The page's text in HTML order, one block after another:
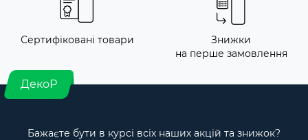
Сертифіковані товари
Знижки
на перше замовлення
ДекоР
Бажаєте бути в курсі всіх наших акцій та знижок?